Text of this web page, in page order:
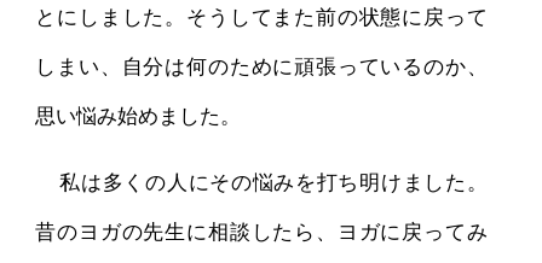
とにしました。そうしてまた前の状態に戻って
しまい、自分は何のために頑張っているのか、
思い悩み始めました。
私は多くの人にその悩みを打ち明けました。
昔のヨガの先生に相談したら、ヨガに戻ってみ